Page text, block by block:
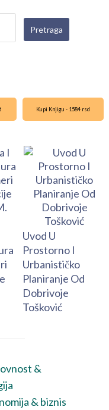
Kupi Knjigu - 1584 rsd
Uvod U
Prostorno I
Urbanističko
Planiranje Od
Dobrivoje
Tošković
&
& biznis